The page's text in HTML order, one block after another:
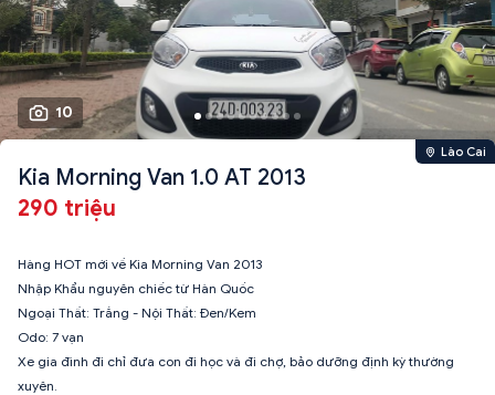
10
Lào Cai
Kia Morning Van 1.0 AT 2013
290 triệu
Hàng HOT mới về Kia Morning Van 2013
Nhập Khẩu nguyên chiếc từ Hàn Quốc
Ngoại Thất: Trắng - Nội Thất: Đen/Kem
Odo: 7 vạn
Xe gia đình đi chỉ đưa con đi học và đi chợ, bảo dưỡng định kỳ thường
xuyên.